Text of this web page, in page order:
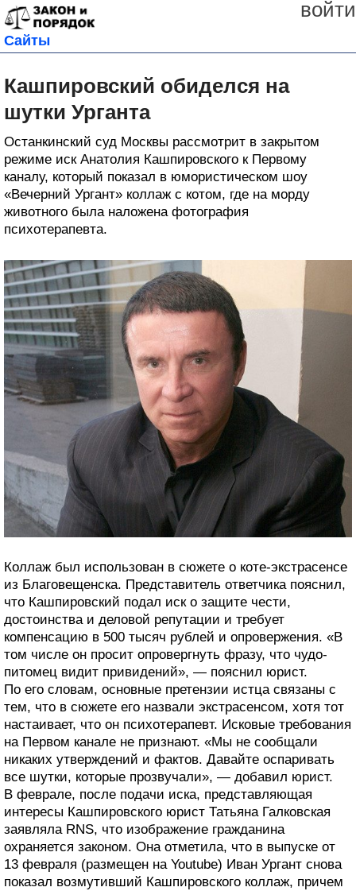
войти
Сайты
Кашпировский обиделся на
шутки Урганта
Останкинский суд Москвы рассмотрит в закрытом
режиме иск Анатолия Кашпировского к Первому
каналу, который показал в юмористическом шоу
«Вечерний Ургант» коллаж с котом, где на морду
животного была наложена фотография
психотерапевта.
Коллаж был использован в сюжете о коте-экстрасенсе
из Благовещенска. Представитель ответчика пояснил,
что Кашпировский подал иск о защите чести,
достоинства и деловой репутации и требует
компенсацию в 500 тысяч рублей и опровержения. «В
том числе он просит опровергнуть фразу, что чудо-
питомец видит привидений», — пояснил юрист.
По его словам, основные претензии истца связаны с
тем, что в сюжете его назвали экстрасенсом, хотя тот
настаивает, что он психотерапевт. Исковые требования
на Первом канале не признают. «Мы не сообщали
никаких утверждений и фактов. Давайте оспаривать
все шутки, которые прозвучали», — добавил юрист.
В феврале, после подачи иска, представляющая
интересы Кашпировского юрист Татьяна Галковская
заявляла RNS, что изображение гражданина
охраняется законом. Она отметила, что в выпуске от
13 февраля (размещен на Youtube) Иван Ургант снова
показал возмутивший Кашпировского коллаж, причем